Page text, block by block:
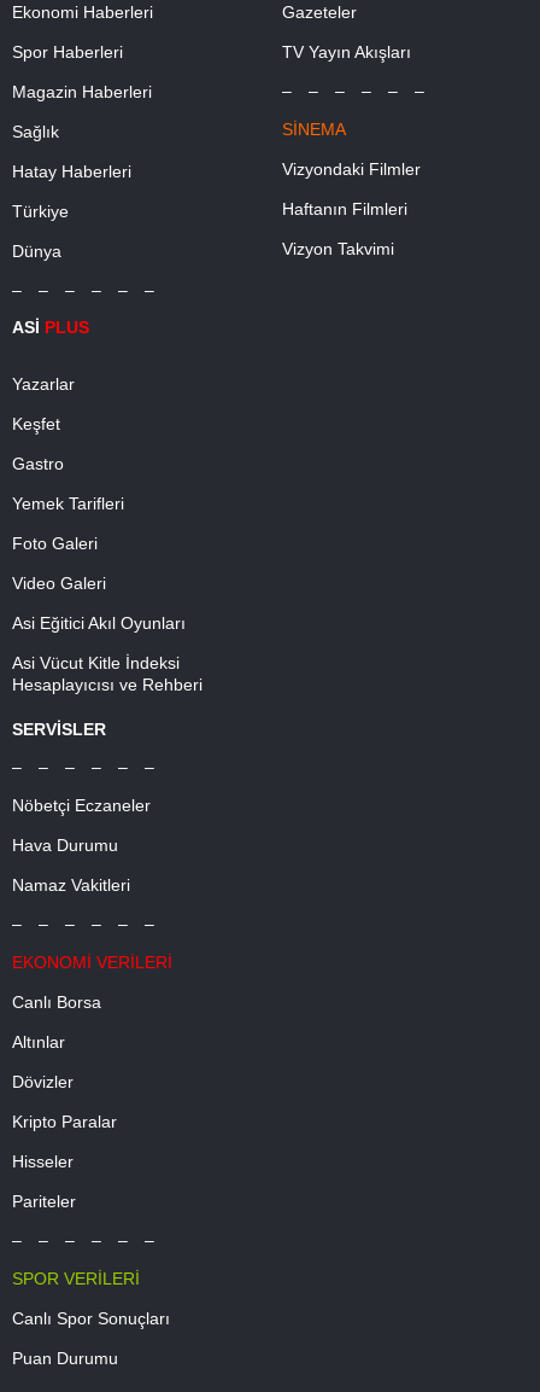
Ekonomi Haberleri
Spor Haberleri
Magazin Haberleri
Sağlık
Hatay Haberleri
Türkiye
Dünya
– – – – – –
ASİ PLUS
Yazarlar
Keşfet
Gastro
Yemek Tarifleri
Foto Galeri
Video Galeri
Asi Eğitici Akıl Oyunları
Asi Vücut Kitle İndeksi
Hesaplayıcısı ve Rehberi
Gazeteler
TV Yayın Akışları
– – – – – –
SİNEMA
Vizyondaki Filmler
Haftanın Filmleri
Vizyon Takvimi
SERVİSLER
– – – – – –
Nöbetçi Eczaneler
Hava Durumu
Namaz Vakitleri
– – – – – –
EKONOMİ VERİLERİ
Canlı Borsa
Altınlar
Dövizler
Kripto Paralar
Hisseler
Pariteler
– – – – – –
SPOR VERİLERİ
Canlı Spor Sonuçları
Puan Durumu